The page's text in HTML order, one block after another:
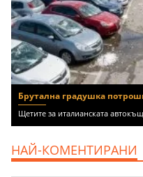
Брутална градушка
Щетите за италианската
НАЙ-КОМЕНТИРАНИ